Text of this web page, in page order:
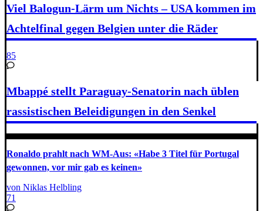
Viel Balogun-Lärm um Nichts – USA kommen im
Achtelfinal gegen Belgien unter die Räder
85
Mbappé stellt Paraguay-Senatorin nach üblen
rassistischen Beleidigungen in den Senkel
Ronaldo prahlt nach WM-Aus: «Habe 3 Titel für Portugal
gewonnen, vor mir gab es keinen»
von Niklas Helbling
71